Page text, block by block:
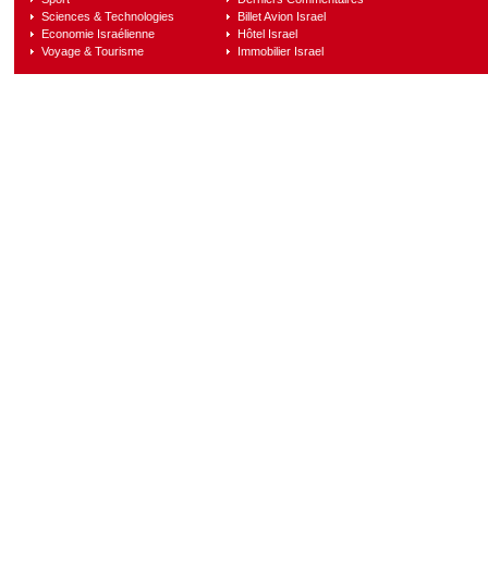
Sciences & Technologies
Economie Israélienne
Voyage & Tourisme
Billet Avion Israel
Hôtel Israel
Immobilier Israel